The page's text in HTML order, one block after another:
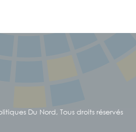
Du Nord, Tous droits réservés